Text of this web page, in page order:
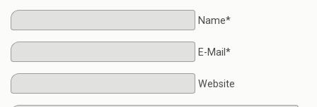
Name*
E-Mail*
Website